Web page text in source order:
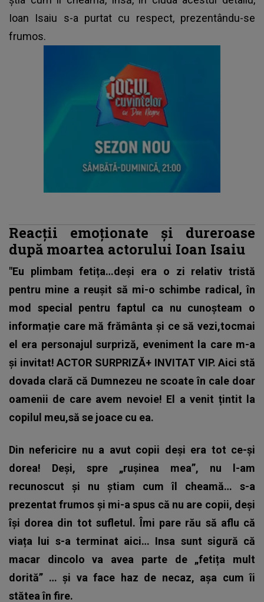
Ioan Isaiu s-a purtat cu respect, prezentându-se
frumos.
Reacții emoționate și dureroase
după moartea actorului Ioan Isaiu
"Eu plimbam fetița…deși era o zi relativ tristă
pentru mine a reușit să mi-o schimbe radical, în
mod special pentru faptul ca nu cunoșteam o
informație care mă frământa și ce să vezi,tocmai
el era personajul surpriză, eveniment la care m-a
și invitat!ACTOR SURPRIZĂ+ INVITAT VIP. Aici stă
dovada clară că Dumnezeu ne scoate în cale doar
oamenii de care avem nevoie! El a venit țintit la
copilul meu,să se joace cu ea.
Din nefericire nu a avut copii deși era tot ce-și
dorea! Deși, spre „rușinea mea”, nu l-am
recunoscut și nu știam cum îl cheamă… s-a
prezentat frumos și mi-a spus că nu are copii, deși
își dorea din tot sufletul.Îmi pare rău să aflu că
viața lui s-a terminat aici… Insa sunt sigură că
macar dincolo va avea parte de „fetița mult
dorită” … și va face haz de necaz, așa cum îi
stătea în fire.